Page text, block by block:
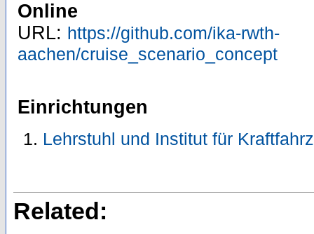
Online
URL: https://github.com/ika-rwth-
aachen/cruise_scenario_concept
Einrichtungen
Lehrstuhl und Institut für
Related: